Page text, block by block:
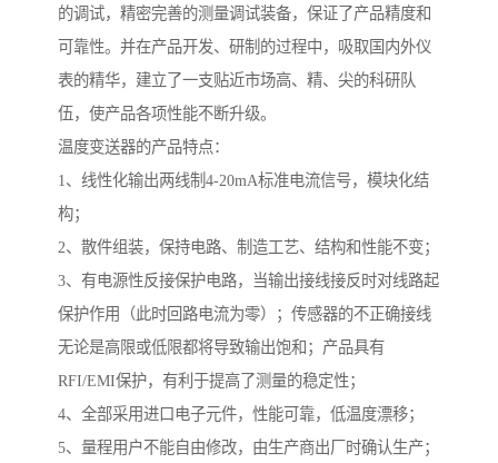
的调试，精密完善的测量调试装备，保证了产品精度和
可靠性。并在产品开发、研制的过程中，吸取国内外仪
表的精华，建立了一支贴近市场高、精、尖的科研队
伍，使产品各项性能不断升级。
温度变送器的产品特点：
1、线性化输出两线制4-20mA标准电流信号，模块化结
构；
2、散件组装，保持电路、制造工艺、结构和性能不变；
3、有电源性反接保护电路，当输出接线接反时对线路起
保护作用（此时回路电流为零）；传感器的不正确接线
无论是高限或低限都将导致输出饱和；产品具有
RFI/EMI保护，有利于提高了测量的稳定性；
4、全部采用进口电子元件，性能可靠，低温度漂移；
5、量程用户不能自由修改，由生产商出厂时确认生产；